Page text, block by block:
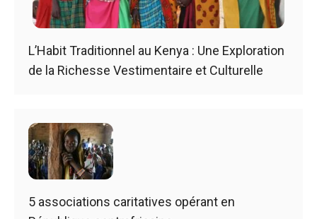
L’Habit Traditionnel au Kenya : Une Exploration
de la Richesse Vestimentaire et Culturelle
5 associations caritatives opérant en